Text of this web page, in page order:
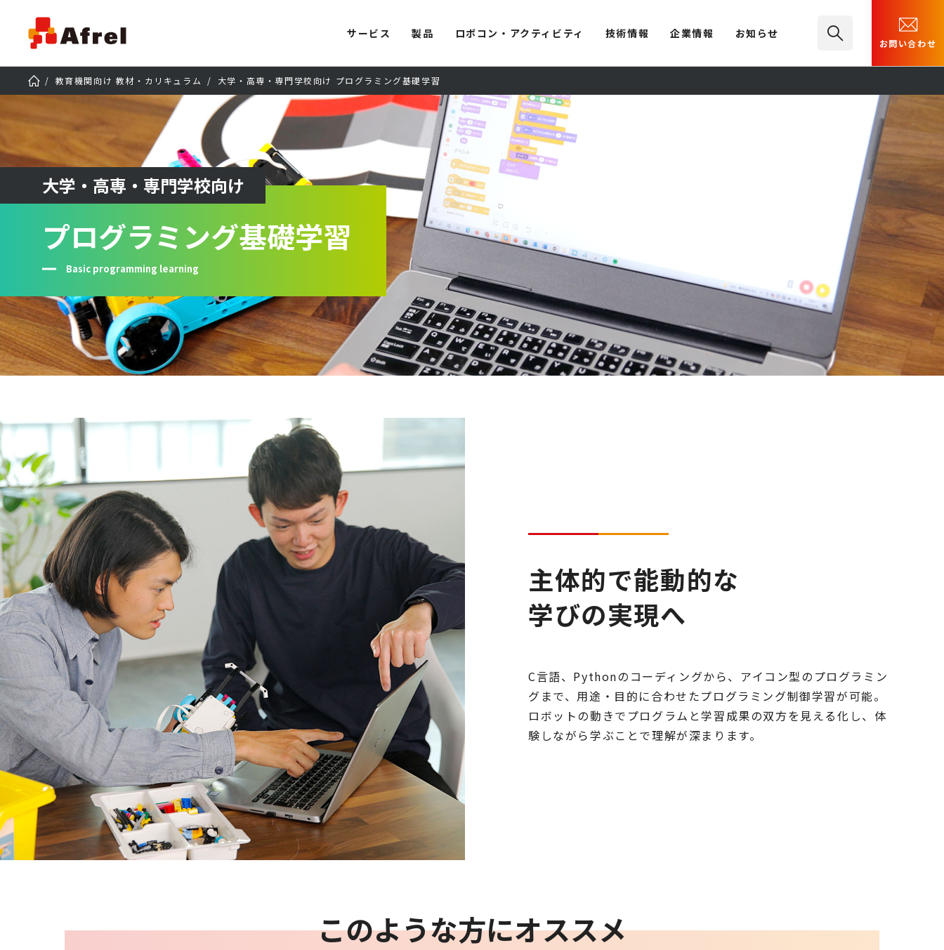
サービス 製品 ロボコン・アクティビティ 技術情報 企業情報 お知らせ
お問い合わせ
教育機関向け 教材・カリキュラム 大学・高専・専門学校向け プログラミング基礎学習
大学・高専・専門学校向け
プログラミング基礎学習
Basic programming learning
主体的で能動的な
学びの実現へ
C言語、Pythonのコーディングから、アイコン型のプログラミン
グまで、用途・目的に合わせたプログラミング制御学習が可能。
ロボットの動きでプログラムと学習成果の双方を見える化し、体
験しながら学ぶことで理解が深まります。
このような方にオススメ